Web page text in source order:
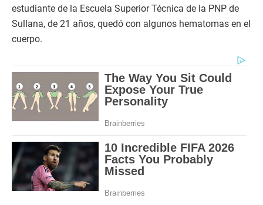
estudiante de la Escuela Superior Técnica de la PNP de
Sullana, de 21 años, quedó con algunos hematomas en el
cuerpo.